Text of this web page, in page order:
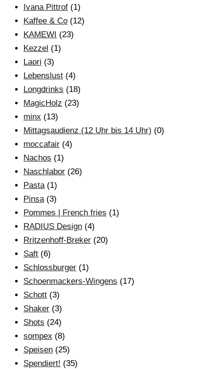
Ivana Pittrof (1)
Kaffee & Co (12)
KAMEWI (23)
Kezzel (1)
Laori (3)
Lebenslust (4)
Longdrinks (18)
MagicHolz (23)
minx (13)
Mittagsaudienz (12 Uhr bis 14 Uhr) (0)
moccafair (4)
Nachos (1)
Naschlabor (26)
Pasta (1)
Pinsa (3)
Pommes | French fries (1)
RADIUS Design (4)
Rritzenhoff-Breker (20)
Saft (6)
Schlossburger (1)
Schoenmackers-Wingens (17)
Schott (3)
Shaker (3)
Shots (24)
sompex (8)
Speisen (25)
Spendiert! (35)